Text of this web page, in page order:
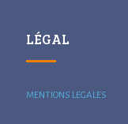
LÉGAL
MENTIONS LEGALES